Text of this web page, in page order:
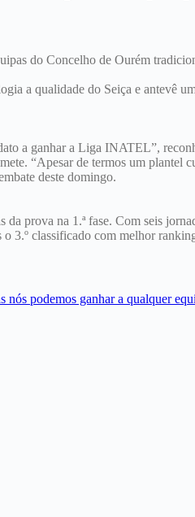
do Concelho de Ourém
a qualidade do Seiça e antevê
a ganhar a Liga INATEL”,
“Apesar de termos um plantel
deste domingo.
prova na 1.ª fase. Com seis
3.º classificado com melhor